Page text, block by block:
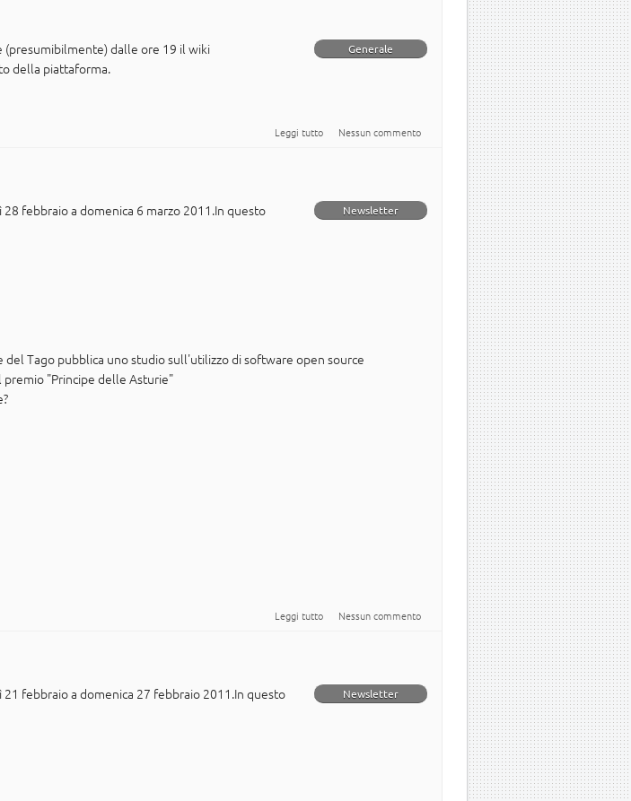
Generale
(presumibilmente) dalle ore 19 il wiki
della piattaforma.
Leggi tutto su Manutenzione straordinaria Wiki 13/03/2011
Nessun commento
Newsletter
febbraio a domenica 6 marzo 2011.In questo
Tago pubblica uno studio sull'utilizzo di software open source
"Principe delle Asturie"
Leggi tutto su Newsletter italiana numero 9 del 2011
Nessun commento
Newsletter
febbraio a domenica 27 febbraio 2011.In questo